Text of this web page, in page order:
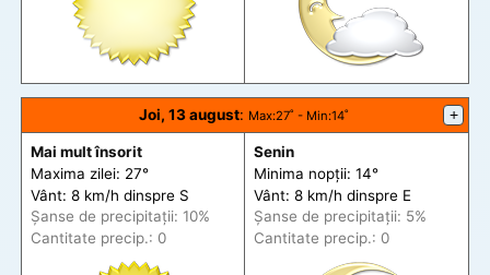
Joi, 13 august: Max:27˚ - Min:14˚ +
Mai mult însorit
Maxima zilei: 27°
Vânt: 8 km/h dinspre S
Șanse de precipitații: 10%
Cantitate precip.: 0
Senin
Minima nopții: 14°
Vânt: 8 km/h dinspre E
Șanse de precipitații: 5%
Cantitate precip.: 0